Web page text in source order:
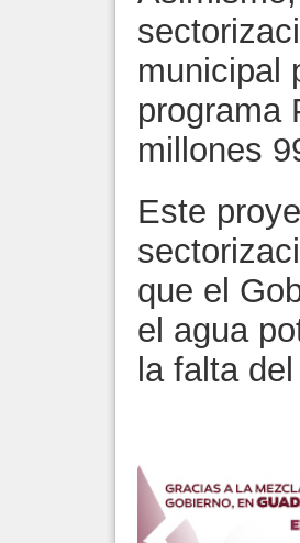
municipal
programa
millones
Este
que el
el agua
la falta